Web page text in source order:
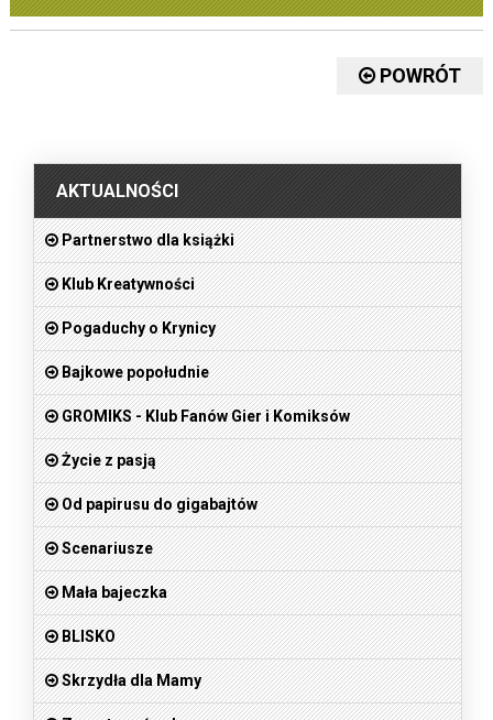
POWRÓT
AKTUALNOŚCI
Partnerstwo dla książki
Klub Kreatywności
Pogaduchy o Krynicy
Bajkowe popołudnie
GROMIKS - Klub Fanów Gier i Komiksów
Życie z pasją
Od papirusu do gigabajtów
Scenariusze
Mała bajeczka
BLISKO
Skrzydła dla Mamy